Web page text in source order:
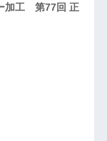
加工 第77回 正